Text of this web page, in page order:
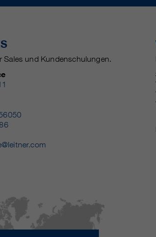
Sales und Kundenschulungen.